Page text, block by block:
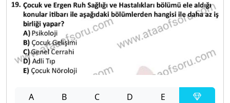
A B C D E